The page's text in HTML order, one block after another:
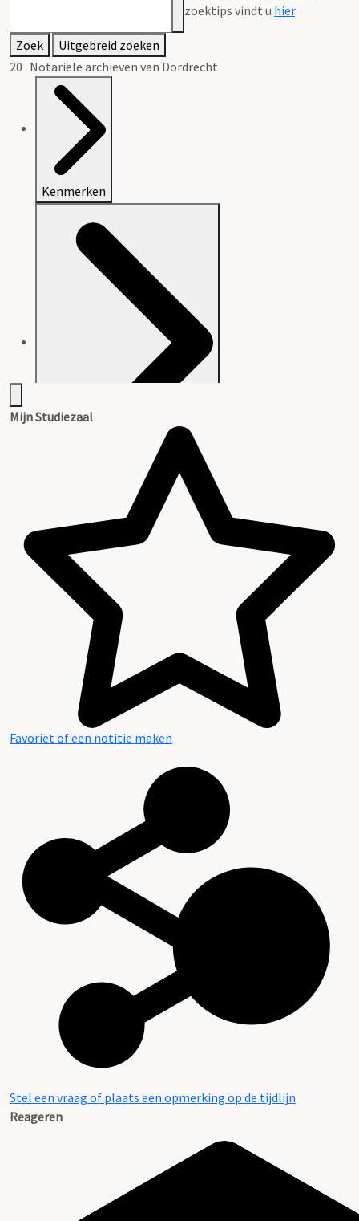
zoektips vindt u hier.
Zoek
Uitgebreid zoeken
20 Notariële archieven van Dordrecht
Kenmerken
Aanwijzingen voor de gebruiker
Inventaris
Mijn Studiezaal
Favoriet of een notitie maken
Stel een vraag of plaats een opmerking op de tijdlijn
Reageren